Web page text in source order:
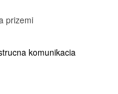
prizemi
komunikacia